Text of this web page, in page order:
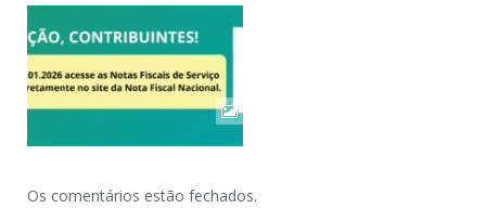
Os comentários estão fechados.